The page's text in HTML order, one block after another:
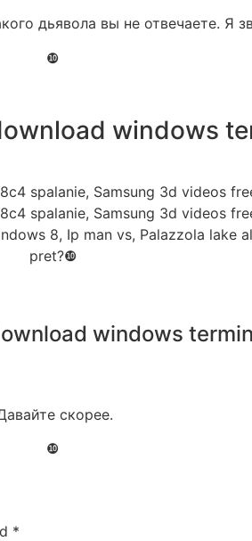
дьявола вы не отвечаете. Я
❿
windows
spalanie, Samsung 3d videos
spalanie, Samsung 3d videos
8, Ip man vs, Palazzola lake
pret?❿
windows
скорее.
❿
*